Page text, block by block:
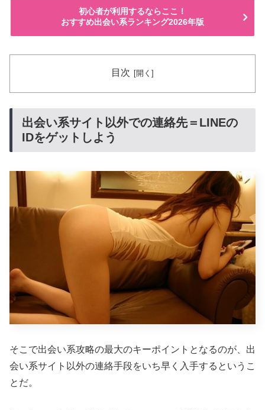
初心者が利用するならここ！
おすすめ出会い系ランキング2026年版
目次
出会い系サイト以外での連絡先＝LINEの
IDをゲットしよう
そこで出会い系攻略の最大のキーポイントとなるのが、出
会い系サイト以外の連絡手段をいち早く入手するというこ
とだ。